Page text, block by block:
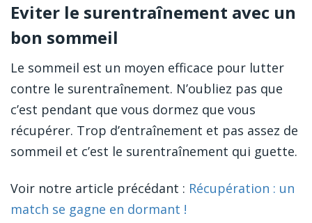
Eviter le surentraînement avec un
bon sommeil
Le sommeil est un moyen efficace pour lutter
contre le surentraînement. N’oubliez pas que
c’est pendant que vous dormez que vous
récupérer. Trop d’entraînement et pas assez de
sommeil et c’est le surentraînement qui guette.
Voir notre article précédant : Récupération : un
match se gagne en dormant !